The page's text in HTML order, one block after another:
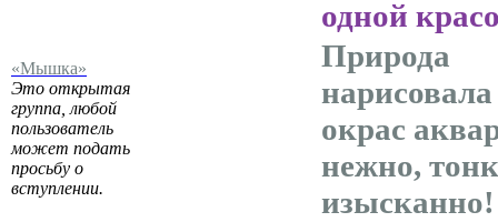
одной
«Мышка»
Это открытая
группа, любой
пользователь
может подать
просьбу о
вступлении.
Природа
нарисовала
окрас
нежно,
изысканно!